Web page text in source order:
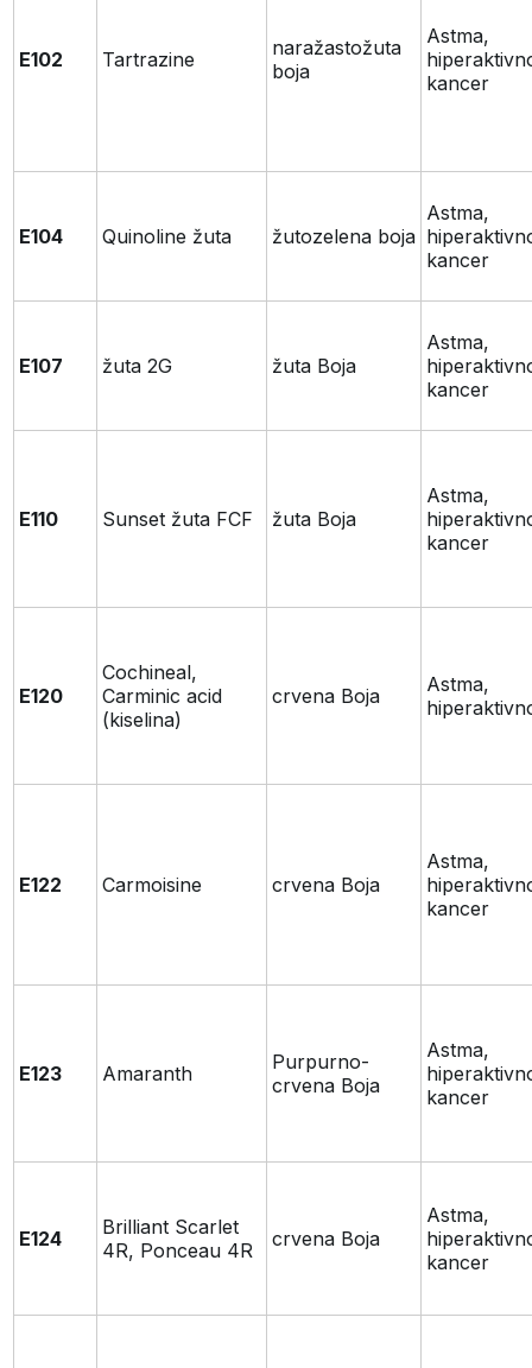
E102 Tartrazine
naražastožuta
boja
Astma,
kancer
E104 Quinoline žuta žutozelena boja
Astma,
kancer
E107 žuta 2G žuta Boja
Astma,
kancer
E110 Sunset žuta FCF žuta Boja
Astma,
kancer
E120
Cochineal,
Carminic acid
(kiselina)
crvena Boja
Astma,
E122 Carmoisine crvena Boja
Astma,
kancer
E123 Amaranth
Purpurno-
crvena Boja
Astma,
kancer
E124
Brilliant Scarlet
4R, Ponceau 4R
crvena Boja
Astma,
kancer